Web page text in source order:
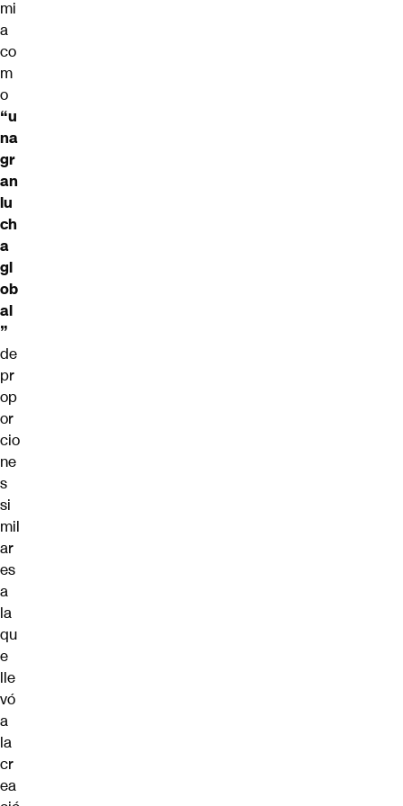
mi
a
co
m
o
“u
na
gr
an
lu
ch
a
gl
ob
al
”
de
pr
op
or
cio
ne
s
si
mil
ar
es
a
la
qu
e
lle
vó
a
la
cr
ea